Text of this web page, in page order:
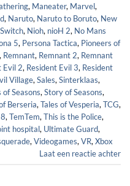
, Maneater, Marvel,
, Naruto, Naruto to Boruto, New
, Nioh, nioH 2, No Mans
5, Persona Tactica, Pioneers of
, Remnant, Remnant 2, Remnant
Evil 2, Resident Evil 3, Resident
Village, Sales, Sinterklaas,
of Seasons, Story of Seasons,
Berseria, Tales of Vesperia, TCG,
, TemTem, This is the Police,
hospital, Ultimate Guard,
, Videogames, VR, Xbox
Laat een reactie achter